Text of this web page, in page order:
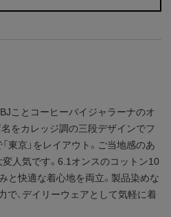
ことコーヒーバイジャラーナのオ
をカレッジ調の三段デザインでフ
東京」をレイアウト。ご当地感のあ
変人気です。6.1オンスのコットン10
と快適な着心地を両立。製品染めな
で、デイリーウェアとして気軽に着